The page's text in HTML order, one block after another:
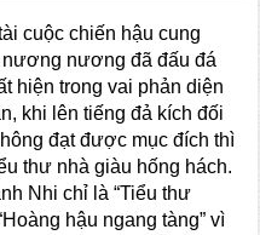
cuộc chiến hậu cung
nương đã đấu đá
hiện trong vai phản diện
khi lên tiếng đả kích đối
đạt được mục đích thì
thư nhà giàu hống hách.
Nhi chỉ là “Tiểu thư
hậu ngang tàng” vì